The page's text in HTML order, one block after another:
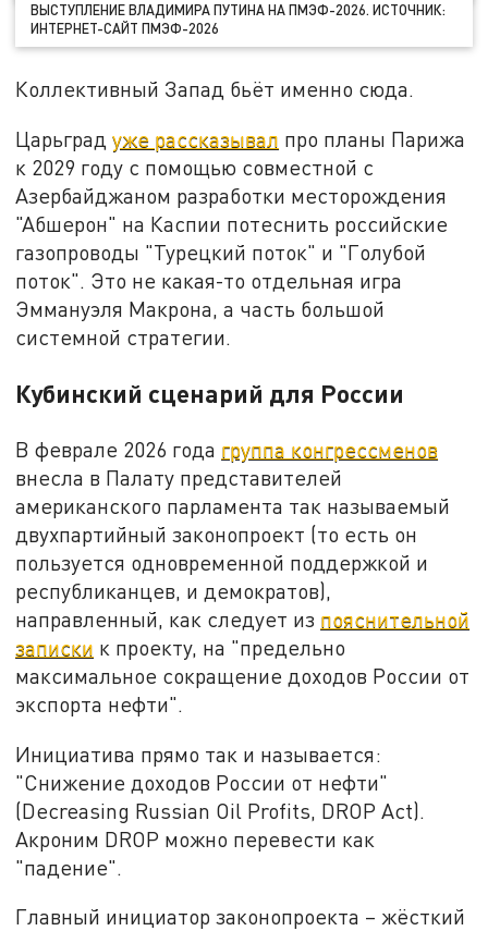
ВЫСТУПЛЕНИЕ ВЛАДИМИРА ПУТИНА НА ПМЭФ-2026. ИСТОЧНИК:
ИНТЕРНЕТ-САЙТ ПМЭФ-2026
Коллективный Запад бьёт именно сюда.
Царьградуже рассказывал про планы Парижа
к 2029 году с помощью совместной с
Азербайджаном разработки месторождения
"Абшерон" на Каспии потеснить российские
газопроводы "Турецкий поток" и "Голубой
поток". Это не какая-то отдельная игра
Эммануэля Макрона, а часть большой
системной стратегии.
Кубинский сценарий для России
В феврале 2026 года группа конгрессменов
внесла в Палату представителей
американского парламента так называемый
двухпартийный законопроект (то есть он
пользуется одновременной поддержкой и
республиканцев, и демократов),
направленный, как следует из пояснительной
записки к проекту, на "предельно
максимальное сокращение доходов России от
экспорта нефти".
Инициатива прямо так и называется:
"Снижение доходов России от нефти"
(Decreasing Russian Oil Profits, DROP Act).
Акроним DROP можно перевести как
"падение".
Главный инициатор законопроекта – жёсткий